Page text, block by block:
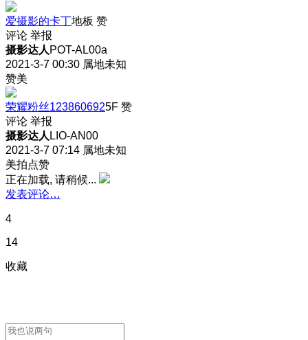
爱摄影的卡丁地板 赞
评论 举报
摄影达人 POT-AL00a
2021-3-7 00:30 属地未知
赞美
荣耀粉丝1238606925F 赞
评论 举报
摄影达人 LIO-AN00
2021-3-7 07:14 属地未知
美拍点赞
正在加载, 请稍候...
发表评论…
4
14
收藏